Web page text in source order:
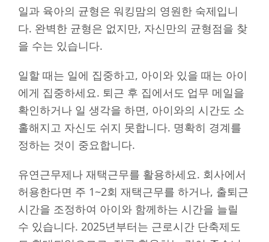
일과 육아의 균형은 워킹맘의 영원한 숙제입니
다. 완벽한 균형은 없지만, 자신만의 균형점을 찾
을 수는 있습니다.
일할 때는 일에 집중하고, 아이와 있을 때는 아이
에게 집중하세요. 퇴근 후 집에서도 업무 메일을
확인하거나 일 생각을 하면, 아이와의 시간도 소
홀해지고 자신도 쉬지 못합니다. 명확히 경계를
정하는 것이 중요합니다.
유연근무제나 재택근무를 활용하세요. 회사에서
허용한다면 주 1~2회 재택근무를 하거나, 출퇴근
시간을 조정하여 아이와 함께하는 시간을 늘릴
수 있습니다. 2025년부터는 근로시간 단축제도